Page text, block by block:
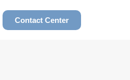
Contact Center